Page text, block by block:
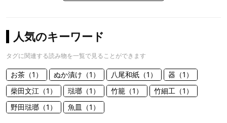
人気のキーワード
タグに関連する読み物を一覧で見ることができます
お茶（1） ぬか漬け（1） 八尾和紙（1）
器（1）
柴田文江（1）
琺瑯（1） 竹籠（1）
竹細工（1）
野田琺瑯（1）
魚皿（1）